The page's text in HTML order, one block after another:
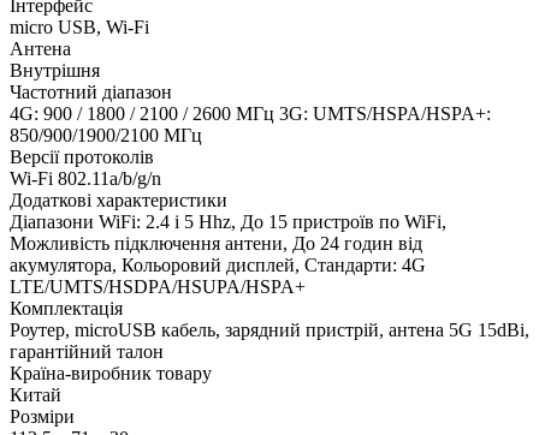
Інтерфейс
micro USB, Wi-Fi
Антена
Внутрішня
Частотний діапазон
4G: 900 / 1800 / 2100 / 2600 МГц 3G: UMTS/HSPA/HSPA+:
850/900/1900/2100 МГц
Версії протоколів
Wi-Fi 802.11a/b/g/n
Додаткові характеристики
Діапазони WiFi: 2.4 і 5 Hhz, До 15 пристроїв по WiFi,
Можливість підключення антени, До 24 годин від
акумулятора, Кольоровий дисплей, Стандарти: 4G
LTE/UMTS/HSDPA/HSUPA/HSPA+
Комплектація
Роутер, microUSB кабель, зарядний пристрій, антена 5G 15dBi,
гарантійний талон
Країна-виробник товару
Китай
Розміри